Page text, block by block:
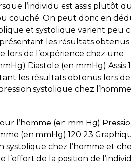
l’individu est assis plutôt
couché. On peut donc en
et systolique varient peu
les résultats
lors de l’expérience chez une
Diastole (en mmHg) Assis
les résultats obtenus lors
systolique chez
l’homme (en mm Hg)
(en mmHg) 120 23
systolique chez l’homme et
l’effort de la position de